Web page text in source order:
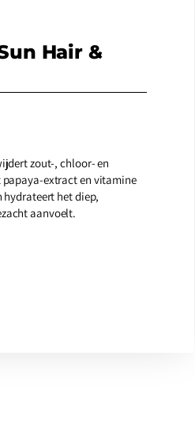
Hair &
zout-, chloor- en
papaya-extract en vitamine
hydrateert het diep,
aanvoelt.